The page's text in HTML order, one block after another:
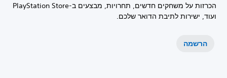
הכרזות על משחקים חדשים, תחרויות, מבצעים ב-PlayStation Store
ועוד, ישירות לתיבת הדואר שלכם.
הרשמה